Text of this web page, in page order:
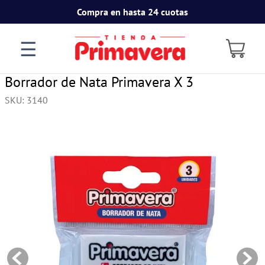
Compra en hasta 24 cuotas
☰
Borrador de Nata Primavera X 3
SKU: 3140